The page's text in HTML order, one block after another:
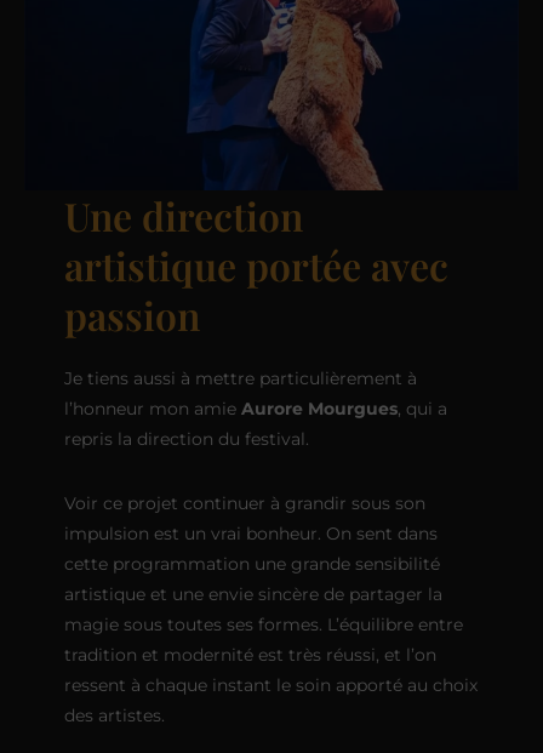
Une direction
artistique portée avec
passion
Je tiens aussi à mettre particulièrement à
l’honneur mon amie Aurore Mourgues, qui a
repris la direction du festival.
Voir ce projet continuer à grandir sous son
impulsion est un vrai bonheur. On sent dans
cette programmation une grande sensibilité
artistique et une envie sincère de partager la
magie sous toutes ses formes. L’équilibre entre
tradition et modernité est très réussi, et l’on
ressent à chaque instant le soin apporté au choix
des artistes.